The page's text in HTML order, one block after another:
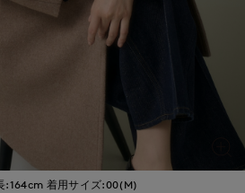
:164cm 着用サイズ:00(M)